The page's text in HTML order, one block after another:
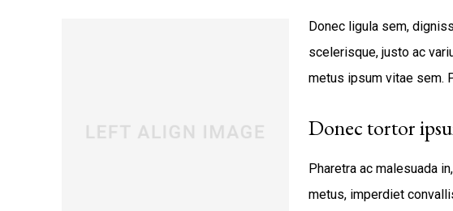
Donec ligula sem,
scelerisque, justo ac
metus ipsum vitae sem.
Donec tortor
Pharetra ac malesuada
metus, imperdiet